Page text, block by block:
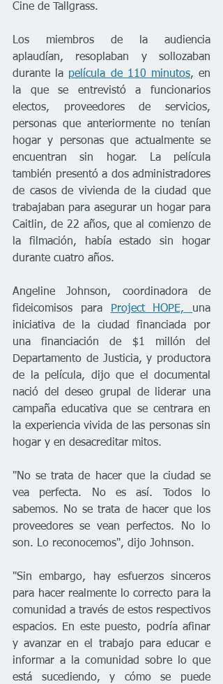
Cine de Tallgrass.
Los miembros de la audiencia
aplaudían, resoplaban y sollozaban
durante la película de 110 minutos, en
la que se entrevistó a funcionarios
electos, proveedores de servicios,
personas que anteriormente no tenían
hogar y personas que actualmente se
encuentran sin hogar. La película
también presentó a dos administradores
de casos de vivienda de la ciudad que
trabajaban para asegurar un hogar para
Caitlin, de 22 años, que al comienzo de
la filmación, había estado sin hogar
durante cuatro años.
Angeline Johnson, coordinadora de
fideicomisos para
Project HOPE, una
iniciativa de la ciudad financiada por
una financiación de $1 millón del
Departamento de Justicia, y productora
de la película, dijo que el documental
nació del deseo grupal de liderar una
campaña educativa que se centrara en
la experiencia vivida de las personas sin
hogar y en desacreditar mitos.
"No se trata de hacer que la ciudad se
vea perfecta. No es así. Todos lo
sabemos. No se trata de hacer que los
proveedores se vean perfectos. No lo
son. Lo reconocemos", dijo Johnson.
"Sin embargo, hay esfuerzos sinceros
para hacer realmente lo correcto para la
comunidad a través de estos respectivos
espacios. En este puesto, podría afinar
y avanzar en el trabajo para educar e
informar a la comunidad sobre lo que
está sucediendo, y cómo se puede